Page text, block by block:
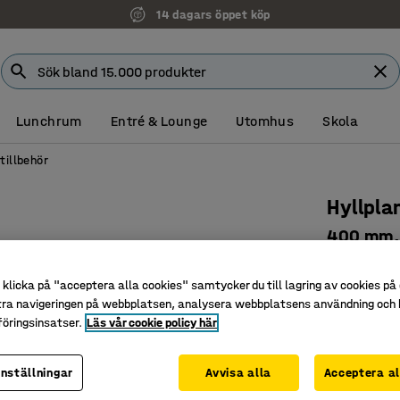
14 dagars öppet köp
Lunchrum Entré & Lounge Utomhus Skola
400
Bredd (mm)
på "acceptera alla cookies" samtycker du till lagring av cookies på
navigeringen på webbplatsen, analysera webbplatsens användning
Läs vår cookie policy här
Avvisa alla Acceptera